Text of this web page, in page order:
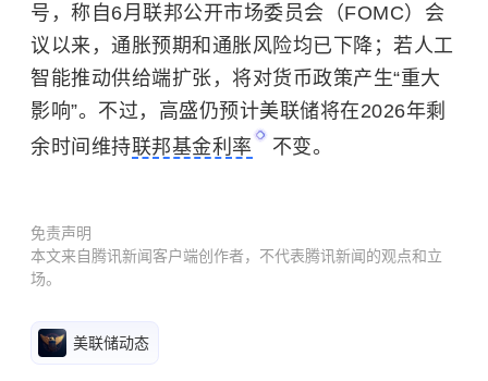
号，称自6月联邦公开市场委员会（FOMC）会
议以来，通胀预期和通胀风险均已下降；若人工
智能推动供给端扩张，将对货币政策产生“重大
影响”。不过，高盛仍预计美联储将在2026年剩
余时间维持联邦基金利率 不变。
免责声明
本文来自腾讯新闻客户端创作者，不代表腾讯新闻的观点和立
场。
美联储动态